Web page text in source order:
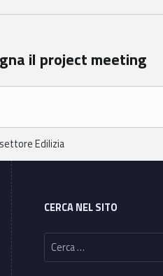
il project meeting
Edilizia
CERCA NEL SITO
Ricerca per: